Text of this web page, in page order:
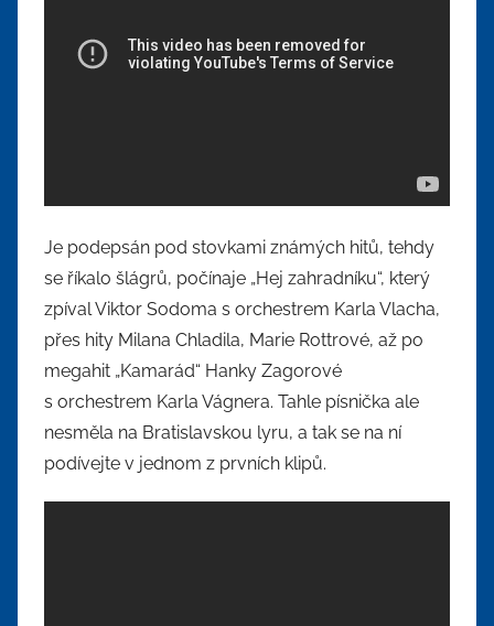
Je podepsán pod stovkami známých hitů, tehdy
se říkalo šlágrů, počínaje „Hej zahradníku“, který
zpíval Viktor Sodoma s orchestrem Karla Vlacha,
přes hity Milana Chladila, Marie Rottrové, až po
megahit „Kamarád“ Hanky Zagorové
s orchestrem Karla Vágnera. Tahle písnička ale
nesměla na Bratislavskou lyru, a tak se na ní
podívejte v jednom z prvních klipů.